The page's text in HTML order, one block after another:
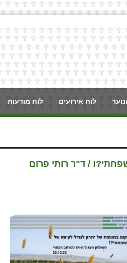
לוח אירועים לוח מודעות
/ ד"ר רותי פרום